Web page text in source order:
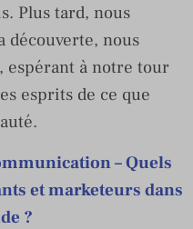
Plus tard, nous
découverte, nous
espérant à notre tour
esprits de ce que
– Quels
et marketeurs dans
?